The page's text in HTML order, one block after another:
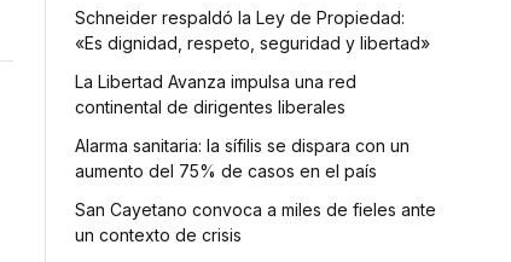
Schneider respaldó la Ley de Propiedad:
«Es dignidad, respeto, seguridad y libertad»
La Libertad Avanza impulsa una red
continental de dirigentes liberales
Alarma sanitaria: la sífilis se dispara con un
aumento del 75% de casos en el país
San Cayetano convoca a miles de fieles ante
un contexto de crisis